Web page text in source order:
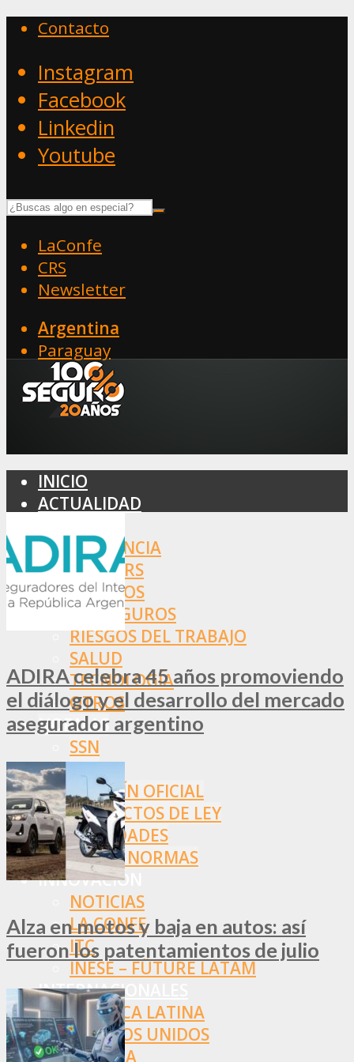
Contacto
Instagram
Facebook
Linkedin
Youtube
LaConfe
CRS
Newsletter
Argentina
Paraguay
INICIO
ACTUALIDAD
ASISTENCIA
BROKERS
SEGUROS
REASEGUROS
RIESGOS DEL TRABAJO
SALUD
TECNOLOGÍA
OTROS
NORMAS
SSN
SRT
BOLETÍN OFICIAL
PROYECTOS DE LEY
SOCIEDADES
OTRAS NORMAS
INNOVACIÓN
NOTICIAS
LA CONFE
ITC
INESE – FÜTURE LATAM
INTERNACIONALES
AMÉRICA LATINA
ESTADOS UNIDOS
EUROPA
ADIRA celebra 45 años promoviendo
el diálogo y el desarrollo del mercado
asegurador argentino
Alza en motos y baja en autos: así
fueron los patentamientos de julio